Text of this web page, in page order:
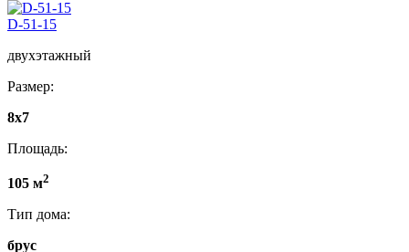
D-51-15
двухэтажный
Размер:
8x7
Площадь:
105 м2
Тип дома:
брус